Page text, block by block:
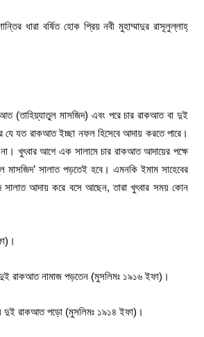
ধারা বর্ষিত হোক প্রিয় নবী মুহাম্মাদুর রাসূলুল্লাহ্
মাসজিদ) এবং পরে চার রাকআত বা দুই
যত রাকআত ইচ্ছা নফল হিসেবে আদায় করতে পারে।
খুৎবার আগে এক সালামে চার রাকআত আদায়ের পক্ষে
সালাত পড়তেই হবে। এমনকি ইমাম সাহেবের
সালাত আদায় করে বসে আছেন, তারা খুৎবার সময় কোন
দুই রাকআত নামাজ পড়তেন (মুসলিমঃ ১৯১৬ ইফা)।
দুই রাকআত পড়ো (মুসলিমঃ ১৯১৪ ইফা)।